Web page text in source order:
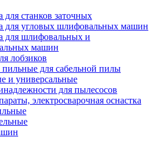
для станков заточных
для угловых шлифовальных машин
для шлифовальных и
машин
лобзиков
для сабельной пилы
и универсальные
для пылесосов
электросварочная оснастка